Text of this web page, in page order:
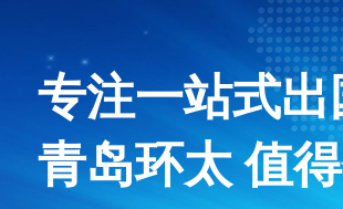
守约、保质、
全心全意为顾